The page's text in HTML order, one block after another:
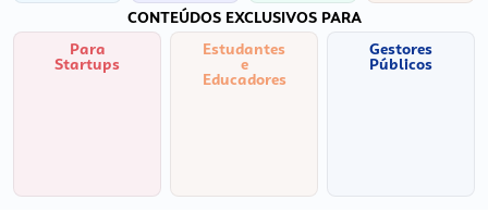
CONTEÚDOS EXCLUSIVOS PARA
Para
Startups
Estudantes
e
Educadores
Gestores
Públicos